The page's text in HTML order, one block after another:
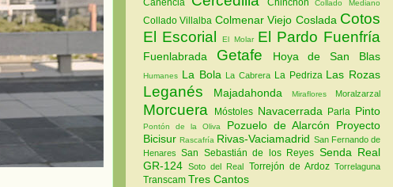
Canencia ChinchónCollado Mediano
Collado Villalba Colmenar Viejo Coslada Cotos
El EscorialEl Molar El Pardo Fuenfría
Fuenlabrada Getafe Hoya de San Blas
Humanes La Bola La Cabrera La Pedriza Las Rozas
Leganés Majadahonda Miraflores Moralzarzal
Morcuera Móstoles Navacerrada Parla Pinto
Pontón de la Oliva Pozuelo de Alarcón Proyecto
BicisurRascafría Rivas-Vaciamadrid San Fernando de
HenaresSan Sebastián de los Reyes Senda Real
GR-124Soto del Real Torrejón de ArdozTorrelaguna
Transcam Tres Cantos